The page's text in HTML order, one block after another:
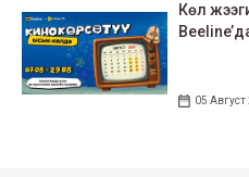
Көл
05 Август